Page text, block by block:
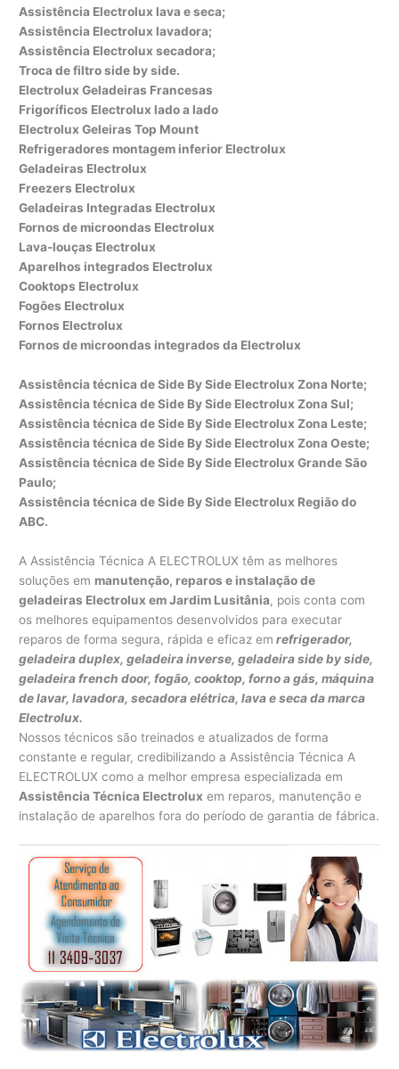
Assistência Electrolux lava e seca;
Assistência Electrolux lavadora;
Assistência Electrolux secadora;
Troca de filtro side by side.
Electrolux Geladeiras Francesas
Frigoríficos Electrolux lado a lado
Electrolux Geleiras Top Mount
Refrigeradores montagem inferior Electrolux
Geladeiras Electrolux
Freezers Electrolux
Geladeiras Integradas Electrolux
Fornos de microondas Electrolux
Lava-louças Electrolux
Aparelhos integrados Electrolux
Cooktops Electrolux
Fogões Electrolux
Fornos Electrolux
Fornos de microondas integrados da Electrolux
Assistência técnica de Side By Side Electrolux Zona Norte;
Assistência técnica de Side By Side Electrolux Zona Sul;
Assistência técnica de Side By Side Electrolux Zona Leste;
Assistência técnica de Side By Side Electrolux Zona Oeste;
Assistência técnica de Side By Side Electrolux Grande São
Paulo;
Assistência técnica de Side By Side Electrolux Região do
ABC.
A Assistência Técnica A ELECTROLUX têm as melhores
soluções em manutenção, reparos e instalação de
geladeiras Electrolux em Jardim Lusitânia, pois conta com
os melhores equipamentos desenvolvidos para executar
reparos de forma segura, rápida e eficaz em refrigerador,
geladeira duplex, geladeira inverse, geladeira side by side,
geladeira french door, fogão, cooktop, forno a gás, máquina
de lavar, lavadora, secadora elétrica, lava e seca da marca
Electrolux.
Nossos técnicos são treinados e atualizados de forma
constante e regular, credibilizando a Assistência Técnica A
ELECTROLUX como a melhor empresa especializada em
Assistência Técnica Electrolux em reparos, manutenção e
instalação de aparelhos fora do período de garantia de fábrica.